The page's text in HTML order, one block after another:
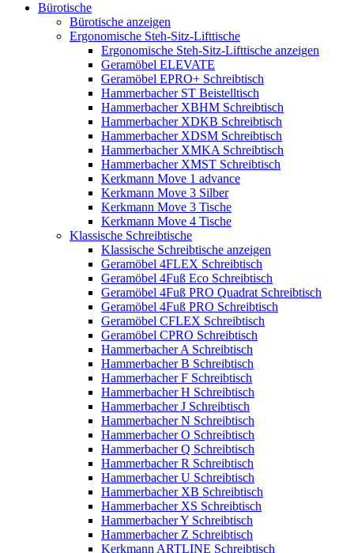
Bürotische
Bürotische anzeigen
Ergonomische Steh-Sitz-Lifttische
Ergonomische Steh-Sitz-Lifttische anzeigen
Geramöbel ELEVATE
Geramöbel EPRO+ Schreibtisch
Hammerbacher ST Beistelltisch
Hammerbacher XBHM Schreibtisch
Hammerbacher XDKB Schreibtisch
Hammerbacher XDSM Schreibtisch
Hammerbacher XMKA Schreibtisch
Hammerbacher XMST Schreibtisch
Kerkmann Move 1 advance
Kerkmann Move 3 Silber
Kerkmann Move 3 Tische
Kerkmann Move 4 Tische
Klassische Schreibtische
Klassische Schreibtische anzeigen
Geramöbel 4FLEX Schreibtisch
Geramöbel 4Fuß Eco Schreibtisch
Geramöbel 4Fuß PRO Quadrat Schreibtisch
Geramöbel 4Fuß PRO Schreibtisch
Geramöbel CFLEX Schreibtisch
Geramöbel CPRO Schreibtisch
Hammerbacher A Schreibtisch
Hammerbacher B Schreibtisch
Hammerbacher F Schreibtisch
Hammerbacher H Schreibtisch
Hammerbacher J Schreibtisch
Hammerbacher N Schreibtisch
Hammerbacher O Schreibtisch
Hammerbacher Q Schreibtisch
Hammerbacher R Schreibtisch
Hammerbacher U Schreibtisch
Hammerbacher XB Schreibtisch
Hammerbacher XS Schreibtisch
Hammerbacher Y Schreibtisch
Hammerbacher Z Schreibtisch
Kerkmann ARTLINE Schreibtisch